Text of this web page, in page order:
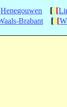
Henegouwen [[[
Brabant [[[